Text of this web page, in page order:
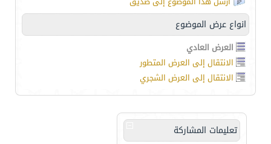
انواع عرض الموضوع
العرض العادي
الانتقال إلى العرض المتطور
الانتقال إلى العرض الشجري
تعليمات المشاركة